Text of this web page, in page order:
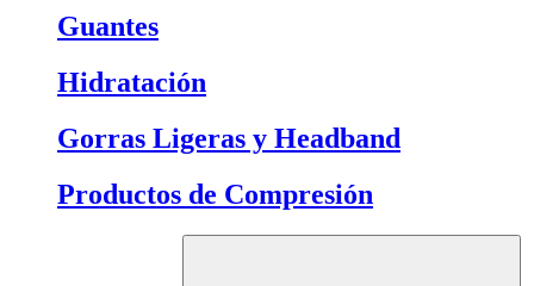
Guantes
Hidratación
Gorras Ligeras y Headband
Productos de Compresión